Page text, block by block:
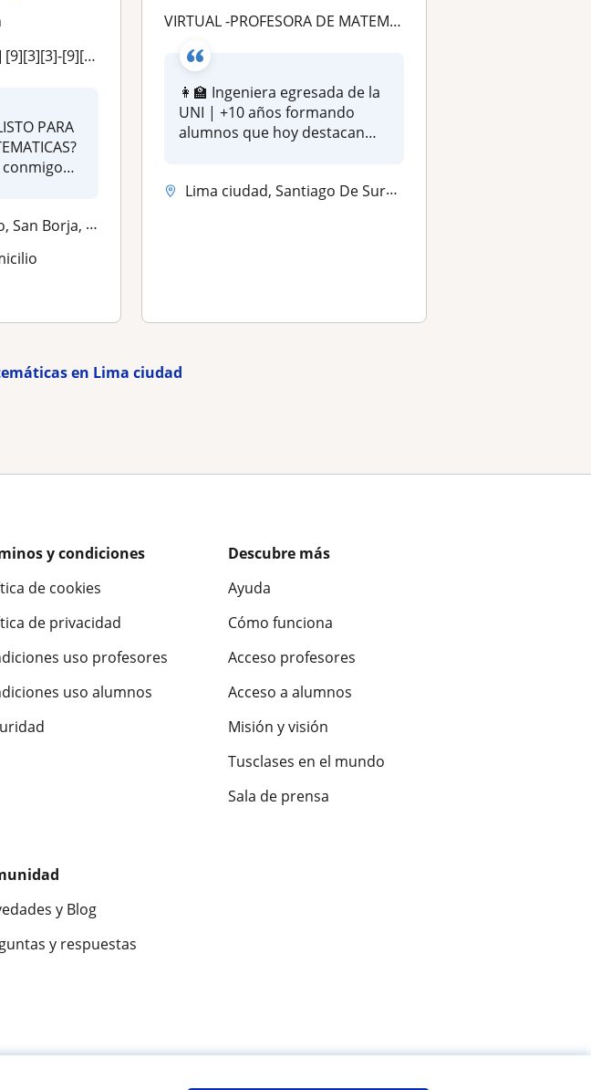
DE MATEMÁTICA Y FÍSICA (ONLINE)
PARA
Jesús María, Lince
VIRTUAL -PROFESORA DE MATEMÁTICAS , QUÍMICA Y FÍSICA
👩‍🏫 Ingeniera egresada de la
UNI | +10 años formando
alumnos que hoy destacan
Lima ciudad, Santiago De Surco, San Isidro, Surquillo, Barranco, San Borja
en Lima ciudad
y condiciones
de cookies
de privacidad
uso profesores
uso alumnos
Descubre más
Ayuda
Cómo funciona
Acceso profesores
Acceso a alumnos
Misión y visión
Tusclases en el mundo
Sala de prensa
y Blog
y respuestas